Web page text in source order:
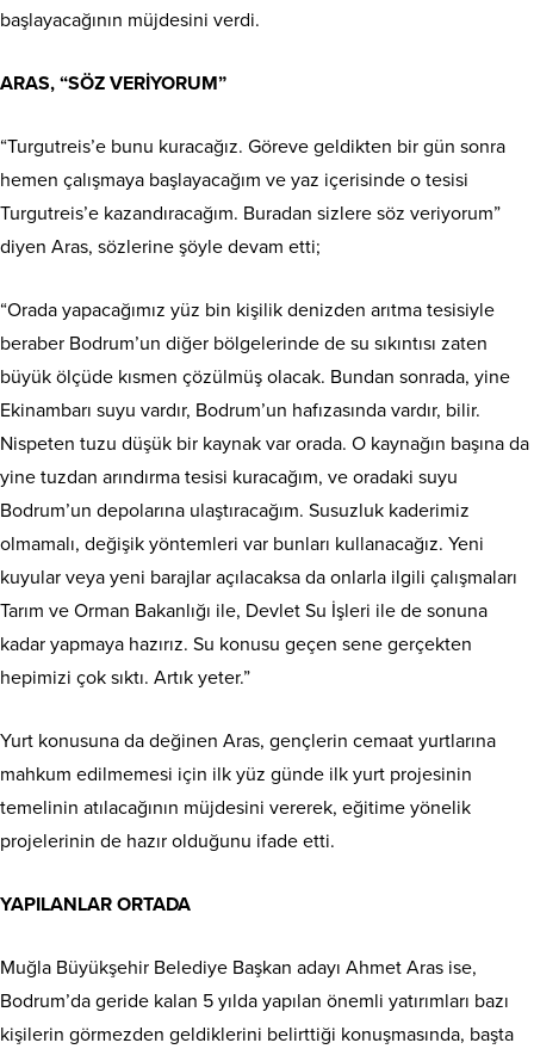
başlayacağının müjdesini verdi.
ARAS, “SÖZ VERİYORUM”
“Turgutreis’e bunu kuracağız. Göreve geldikten bir gün sonra
hemen çalışmaya başlayacağım ve yaz içerisinde o tesisi
Turgutreis’e kazandıracağım. Buradan sizlere söz veriyorum”
diyen Aras, sözlerine şöyle devam etti;
“Orada yapacağımız yüz bin kişilik denizden arıtma tesisiyle
beraber Bodrum’un diğer bölgelerinde de su sıkıntısı zaten
büyük ölçüde kısmen çözülmüş olacak. Bundan sonrada, yine
Ekinambarı suyu vardır, Bodrum’un hafızasında vardır, bilir.
Nispeten tuzu düşük bir kaynak var orada. O kaynağın başına da
yine tuzdan arındırma tesisi kuracağım, ve oradaki suyu
Bodrum’un depolarına ulaştıracağım. Susuzluk kaderimiz
olmamalı, değişik yöntemleri var bunları kullanacağız. Yeni
kuyular veya yeni barajlar açılacaksa da onlarla ilgili çalışmaları
Tarım ve Orman Bakanlığı ile, Devlet Su İşleri ile de sonuna
kadar yapmaya hazırız. Su konusu geçen sene gerçekten
hepimizi çok sıktı. Artık yeter.”
Yurt konusuna da değinen Aras, gençlerin cemaat yurtlarına
mahkum edilmemesi için ilk yüz günde ilk yurt projesinin
temelinin atılacağının müjdesini vererek, eğitime yönelik
projelerinin de hazır olduğunu ifade etti.
YAPILANLAR ORTADA
Muğla Büyükşehir Belediye Başkan adayı Ahmet Aras ise,
Bodrum’da geride kalan 5 yılda yapılan önemli yatırımları bazı
kişilerin görmezden geldiklerini belirttiği konuşmasında, başta